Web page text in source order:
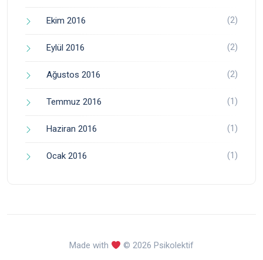
Ekim 2016 (2)
Eylül 2016 (2)
Ağustos 2016 (2)
Temmuz 2016 (1)
Haziran 2016 (1)
Ocak 2016 (1)
Made with © 2026 Psikolektif